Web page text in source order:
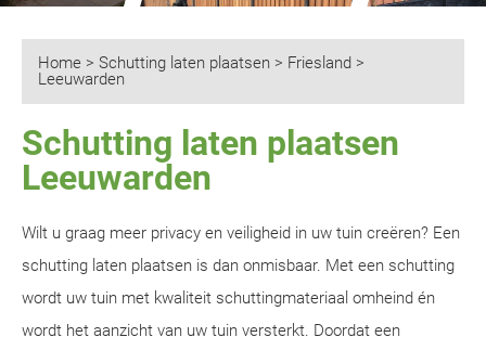
Home > Schutting laten plaatsen > Friesland >
Leeuwarden
Schutting laten plaatsen
Leeuwarden
Wilt u graag meer privacy en veiligheid in uw tuin creëren? Een
schutting laten plaatsen is dan onmisbaar. Met een schutting
wordt uw tuin met kwaliteit schuttingmateriaal omheind én
wordt het aanzicht van uw tuin versterkt. Doordat een